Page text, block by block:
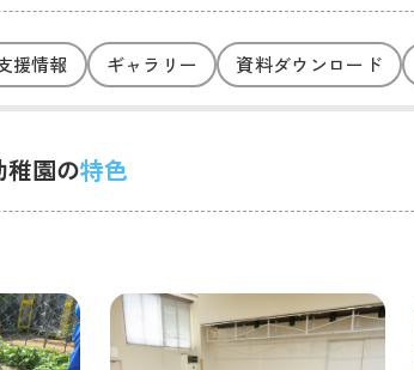
援情報 ギャラリー 資料ダウンロード
園の特色